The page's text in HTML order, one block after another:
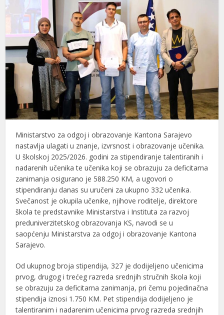
Ministarstvo za odgoj i obrazovanje Kantona Sarajevo
nastavlja ulagati u znanje, izvrsnost i obrazovanje učenika.
U školskoj 2025/2026. godini za stipendiranje talentiranih i
nadarenih učenika te učenika koji se obrazuju za deficitarna
zanimanja osigurano je 588.250 KM, a ugovori o
stipendiranju danas su uručeni za ukupno 332 učenika.
Svečanost je okupila učenike, njihove roditelje, direktore
škola te predstavnike Ministarstva i Instituta za razvoj
preduniverzitetskog obrazovanja KS, navodi se u
saopćenju Ministarstva za odgoj i obrazovanje Kantona
Sarajevo.
Od ukupnog broja stipendija, 327 je dodijeljeno učenicima
prvog, drugog i trećeg razreda srednjih stručnih škola koji
se obrazuju za deficitarna zanimanja, pri čemu pojedinačna
stipendija iznosi 1.750 KM. Pet stipendija dodijeljeno je
talentiranim i nadarenim učenicima prvog razreda srednjih